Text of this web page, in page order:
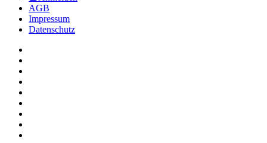
AGB
Impressum
Datenschutz